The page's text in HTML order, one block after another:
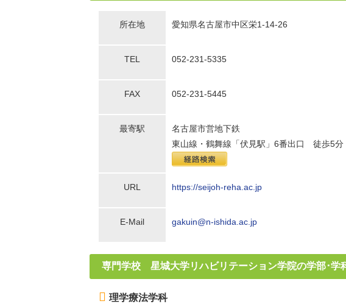
所在地 愛知県名古屋市中区栄1-14-26
TEL 052-231-5335
FAX 052-231-5445
最寄駅
名古屋市営地下鉄
東山線・鶴舞線「伏見駅」6番出口 徒歩5分
URL https://seijoh-reha.ac.jp
E-Mail gakuin@n-ishida.ac.jp
専門学校 星城大学リハビリテーション学院の学部･学
理学療法学科